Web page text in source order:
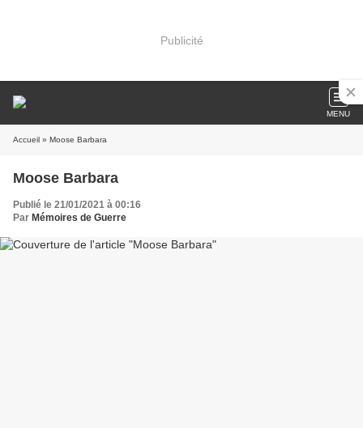
Publicité
MENU
Accueil » Moose Barbara
Moose Barbara
Publié le 21/01/2021 à 00:16
Par Mémoires de Guerre